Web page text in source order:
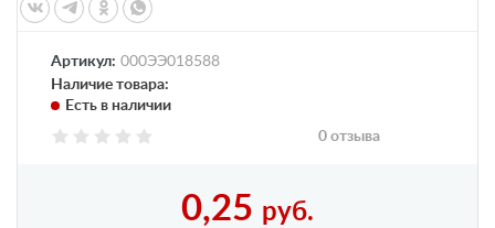
Артикул: 000ЭЭ018588
Наличие товара:
Есть в наличии
0 отзыва
0,25 руб.